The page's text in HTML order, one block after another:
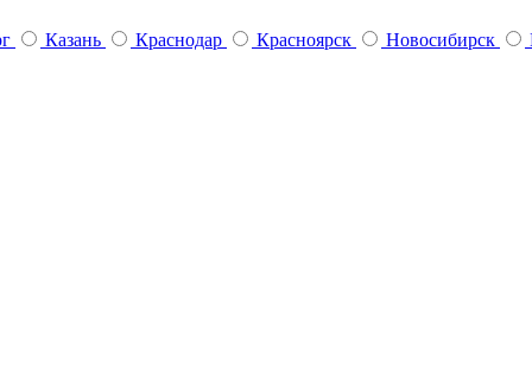
Казань Краснодар Красноярск Новосибирск